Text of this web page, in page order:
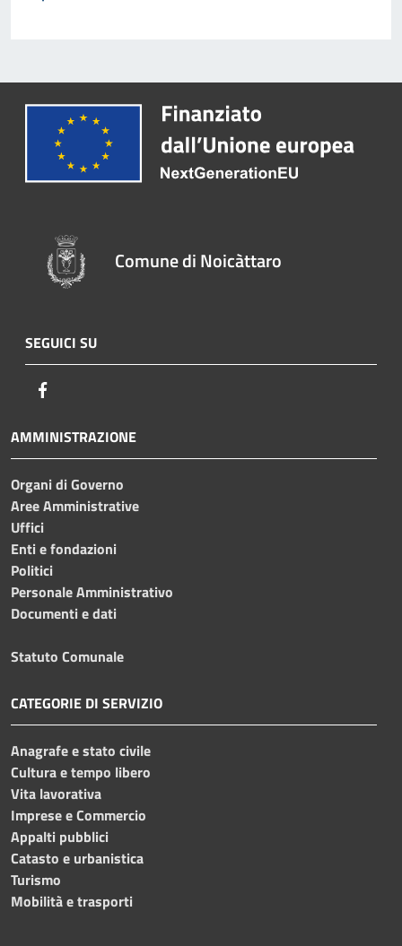
Comune di Noicàttaro
SEGUICI SU
AMMINISTRAZIONE
Organi di Governo
Aree Amministrative
Uffici
Enti e fondazioni
Politici
Personale Amministrativo
Documenti e dati
Statuto Comunale
CATEGORIE DI SERVIZIO
Anagrafe e stato civile
Cultura e tempo libero
Vita lavorativa
Imprese e Commercio
Appalti pubblici
Catasto e urbanistica
Turismo
Mobilità e trasporti